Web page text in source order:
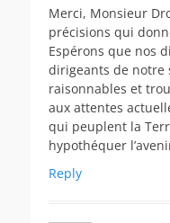
Merci, Monsieur
précisions qui
Espérons que nos
dirigeants de notre
raisonnables et
aux attentes
qui peuplent la
hypothéquer
Reply